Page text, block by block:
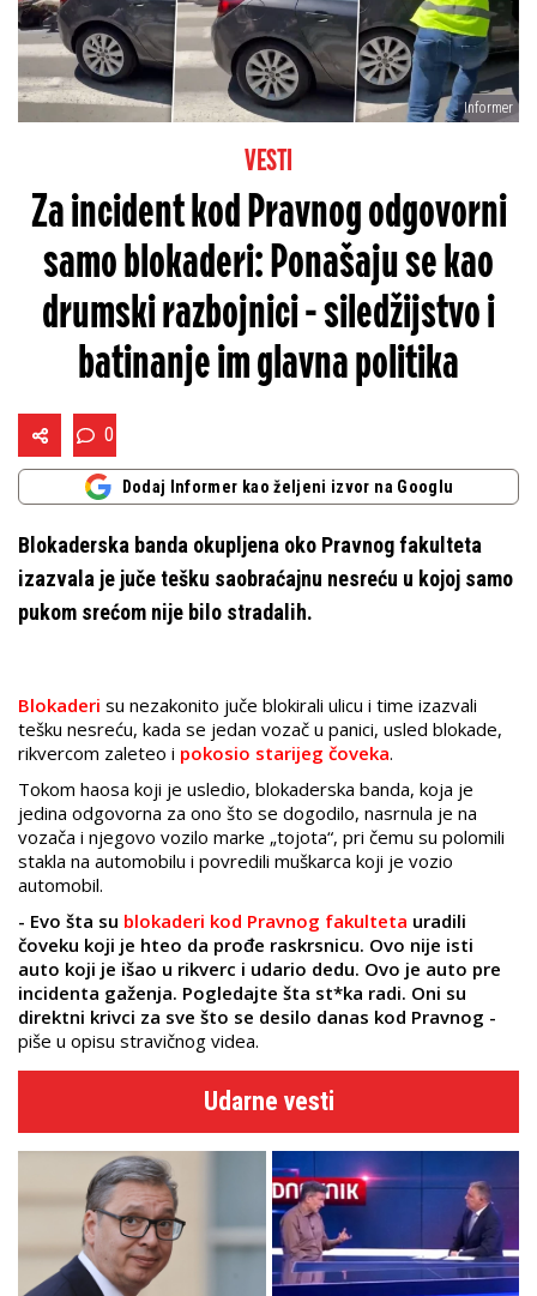
Informer
VESTI
Za incident kod Pravnog odgovorni
samo blokaderi: Ponašaju se kao
drumski razbojnici - siledžijstvo i
batinanje im glavna politika
0
Dodaj Informer kao željeni izvor na Googlu
Blokaderska banda okupljena oko Pravnog fakulteta
izazvala je juče tešku saobraćajnu nesreću u kojoj samo
pukom srećom nije bilo stradalih.
Blokaderi su nezakonito juče blokirali ulicu i time izazvali
tešku nesreću, kada se jedan vozač u panici, usled blokade,
rikvercom zaleteo i pokosio starijeg čoveka.
Tokom haosa koji je usledio, blokaderska banda, koja je
jedina odgovorna za ono što se dogodilo, nasrnula je na
vozača i njegovo vozilo marke „tojota“, pri čemu su polomili
stakla na automobilu i povredili muškarca koji je vozio
automobil.
- Evo šta su blokaderi kod Pravnog fakulteta uradili
čoveku koji je hteo da prođe raskrsnicu. Ovo nije isti
auto koji je išao u rikverc i udario dedu. Ovo je auto pre
incidenta gaženja. Pogledajte šta st*ka radi. Oni su
direktni krivci za sve što se desilo danas kod Pravnog -
piše u opisu stravičnog videa.
Udarne vesti